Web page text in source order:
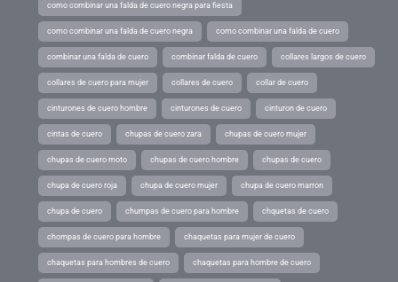
como combinar una falda de cuero negra para fiesta
como combinar una falda de cuero negra como combinar una falda de cuero
combinar una falda de cuero combinar falda de cuero collares largos de cuero
collares de cuero para mujer collares de cuero collar de cuero
cinturones de cuero hombre cinturones de cuero cinturon de cuero
cintas de cuero chupas de cuero zara chupas de cuero mujer
chupas de cuero moto chupas de cuero hombre chupas de cuero
chupa de cuero roja chupa de cuero mujer chupa de cuero marron
chupa de cuero chumpas de cuero para hombre chquetas de cuero
chompas de cuero para hombre chaquetas para mujer de cuero
chaquetas para hombres de cuero chaquetas para hombre de cuero